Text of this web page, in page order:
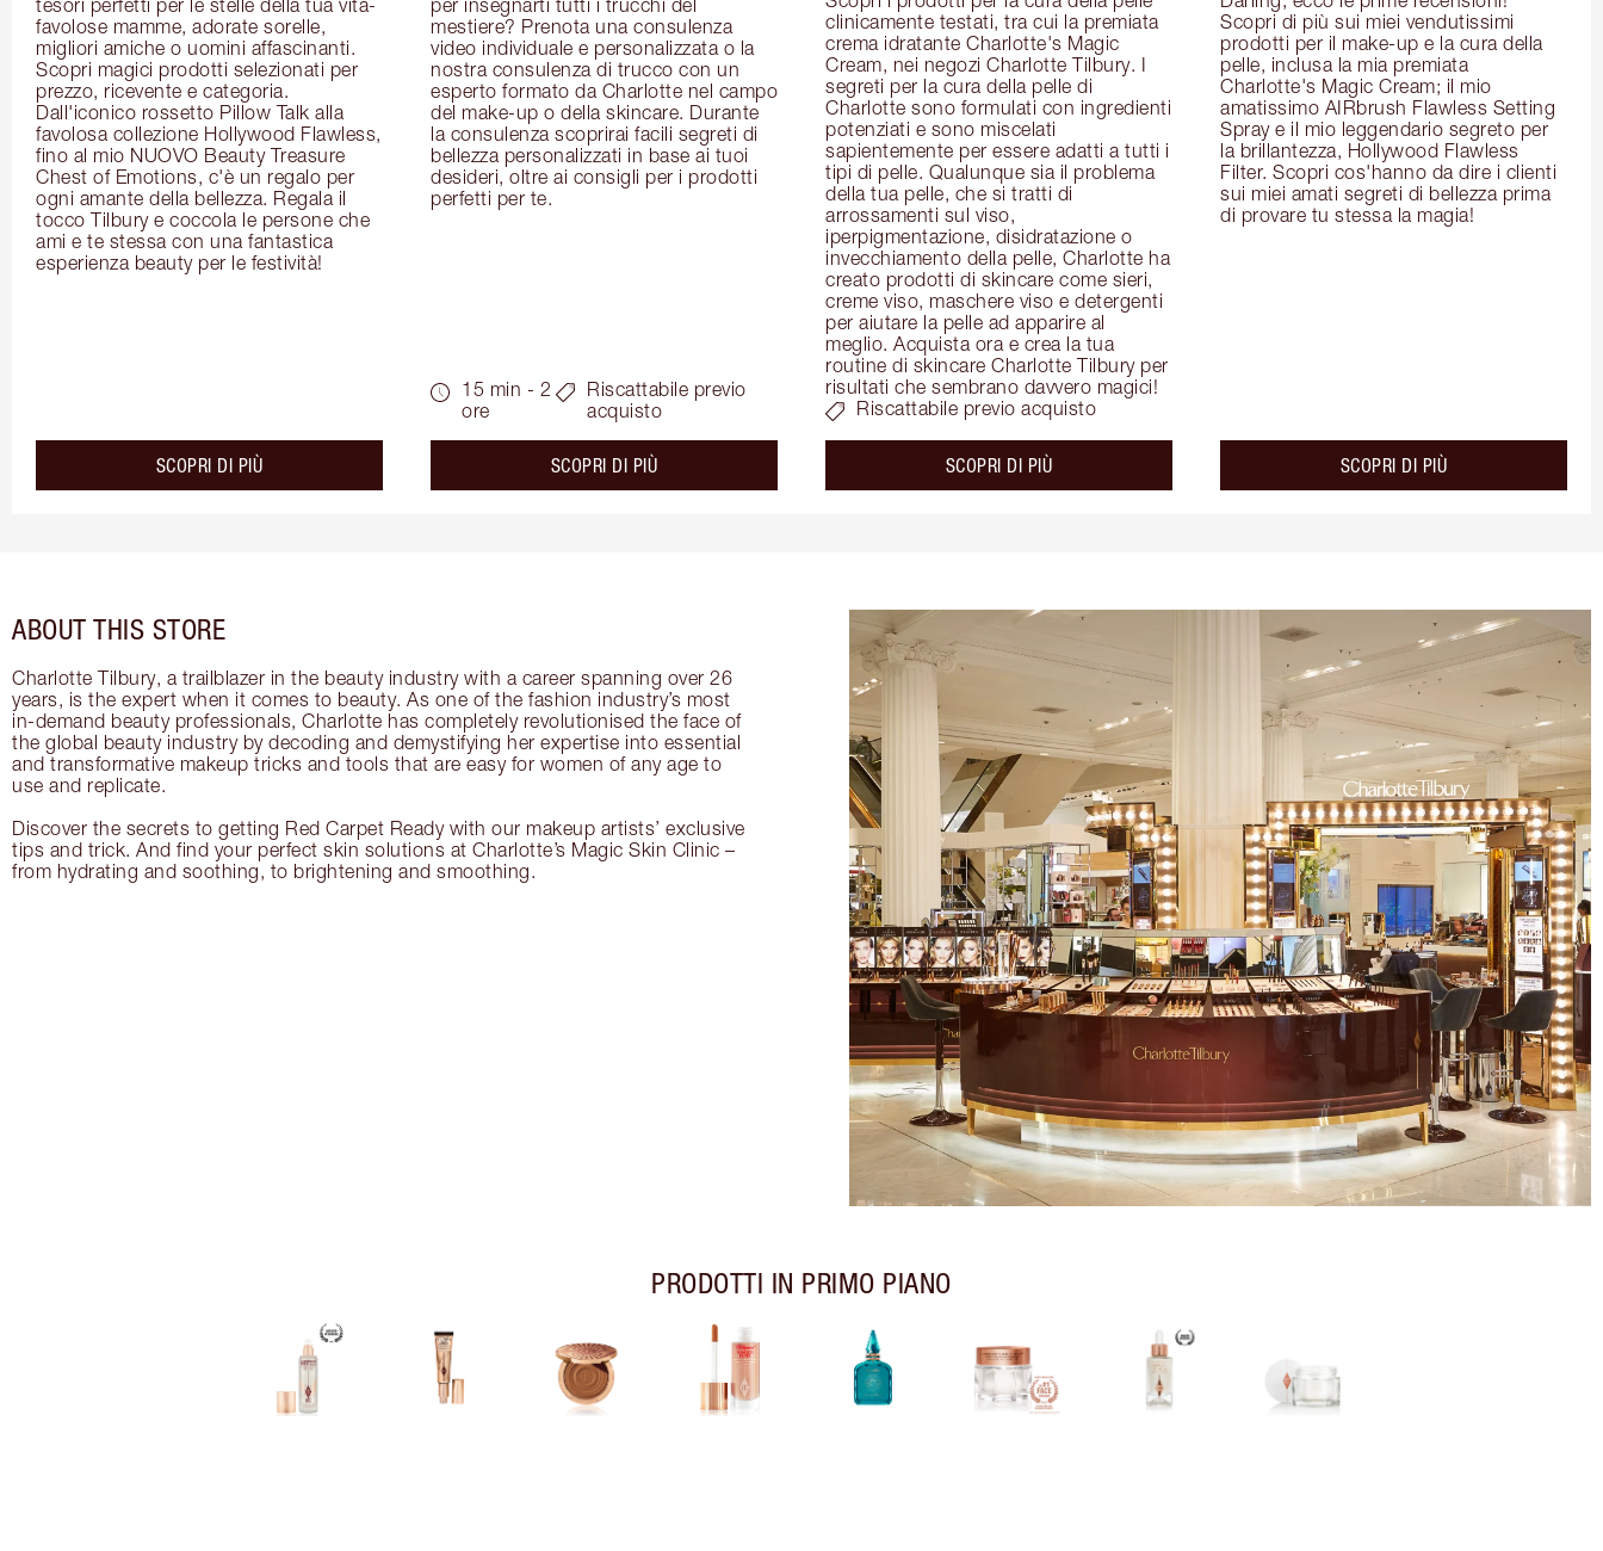
tesori perfetti per le stelle della tua vita-
favolose mamme, adorate sorelle,
migliori amiche o uomini affascinanti.
Scopri magici prodotti selezionati per
prezzo, ricevente e categoria.
Dall'iconico rossetto Pillow Talk alla
favolosa collezione Hollywood Flawless,
fino al mio NUOVO Beauty Treasure
Chest of Emotions, c'è un regalo per
ogni amante della bellezza. Regala il
tocco Tilbury e coccola le persone che
ami e te stessa con una fantastica
esperienza beauty per le festività!
SCOPRI DI PIÙabout the
per insegnarti tutti i trucchi del
mestiere? Prenota una consulenza
video individuale e personalizzata o la
nostra consulenza di trucco con un
esperto formato da Charlotte nel campo
del make-up o della skincare. Durante
la consulenza scoprirai facili segreti di
bellezza personalizzati in base ai tuoi
desideri, oltre ai consigli per i prodotti
perfetti per te.
15 min - 2
ore
Riscattabile previo
acquisto
SCOPRI DI PIÙabout the
clinicamente testati, tra cui la premiata
crema idratante Charlotte's Magic
Cream, nei negozi Charlotte Tilbury. I
segreti per la cura della pelle di
Charlotte sono formulati con ingredienti
potenziati e sono miscelati
sapientemente per essere adatti a tutti i
tipi di pelle. Qualunque sia il problema
della tua pelle, che si tratti di
arrossamenti sul viso,
iperpigmentazione, disidratazione o
invecchiamento della pelle, Charlotte ha
creato prodotti di skincare come sieri,
creme viso, maschere viso e detergenti
per aiutare la pelle ad apparire al
meglio. Acquista ora e crea la tua
routine di skincare Charlotte Tilbury per
risultati che sembrano davvero magici!
Riscattabile previo acquisto
SCOPRI DI PIÙabout the
Scopri di più sui miei vendutissimi
prodotti per il make-up e la cura della
pelle, inclusa la mia premiata
Charlotte's Magic Cream; il mio
amatissimo AIRbrush Flawless Setting
Spray e il mio leggendario segreto per
la brillantezza, Hollywood Flawless
Filter. Scopri cos'hanno da dire i clienti
sui miei amati segreti di bellezza prima
di provare tu stessa la magia!
SCOPRI DI PIÙabout the
ABOUT THIS STORE
Charlotte Tilbury, a trailblazer in the beauty industry with a career spanning over 26
years, is the expert when it comes to beauty. As one of the fashion industry’s most
in-demand beauty professionals, Charlotte has completely revolutionised the face of
the global beauty industry by decoding and demystifying her expertise into essential
and transformative makeup tricks and tools that are easy for women of any age to
use and replicate.
Discover the secrets to getting Red Carpet Ready with our makeup artists’ exclusive
tips and trick. And find your perfect skin solutions at Charlotte’s Magic Skin Clinic –
from hydrating and soothing, to brightening and smoothing.
PRODOTTI IN PRIMO PIANO